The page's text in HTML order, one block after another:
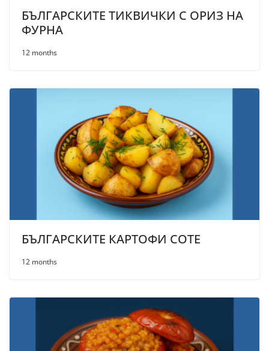
БЪЛГАРСКИТЕ ТИКВИЧКИ С ОРИЗ НА
ФУРНА
12 months
БЪЛГАРСКИТЕ КАРТОФИ СОТЕ
12 months